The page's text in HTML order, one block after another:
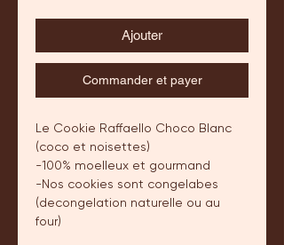
Ajouter
Commander et payer
Le Cookie Raffaello Choco Blanc
(coco et noisettes)
-100% moelleux et gourmand
-Nos cookies sont congelabes
(decongelation naturelle ou au
four)